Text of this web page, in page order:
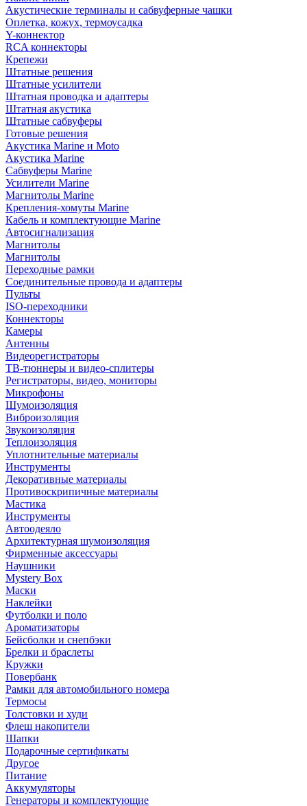
Акустические терминалы и сабвуферные чашки
Оплетка, кожух, термоусадка
Y-коннектор
RCA коннекторы
Крепежи
Штатные решения
Штатные усилители
Штатная проводка и адаптеры
Штатная акустика
Штатные сабвуферы
Готовые решения
Акустика Marine и Moto
Акустика Marine
Сабвуферы Marine
Усилители Marine
Магнитолы Marine
Крепления-хомуты Marine
Кабель и комплектующие Marine
Автосигнализация
Магнитолы
Магнитолы
Переходные рамки
Соединительные провода и адаптеры
Пульты
ISO-переходники
Коннекторы
Камеры
Антенны
Видеорегистраторы
ТВ-тюннеры и видео-сплитеры
Регистраторы, видео, мониторы
Микрофоны
Шумоизоляция
Виброизоляция
Звукоизоляция
Теплоизоляция
Уплотнительные материалы
Инструменты
Декоративные материалы
Противоскрипичные материалы
Мастика
Инструменты
Автоодеяло
Архитектурная шумоизоляция
Фирменные аксессуары
Наушники
Mystery Box
Маски
Наклейки
Футболки и поло
Ароматизаторы
Бейсболки и снепбэки
Брелки и браслеты
Кружки
Повербанк
Рамки для автомобильного номера
Термосы
Толстовки и худи
Флеш накопители
Шапки
Подарочные сертификаты
Другое
Питание
Аккумуляторы
Генераторы и комплектующие